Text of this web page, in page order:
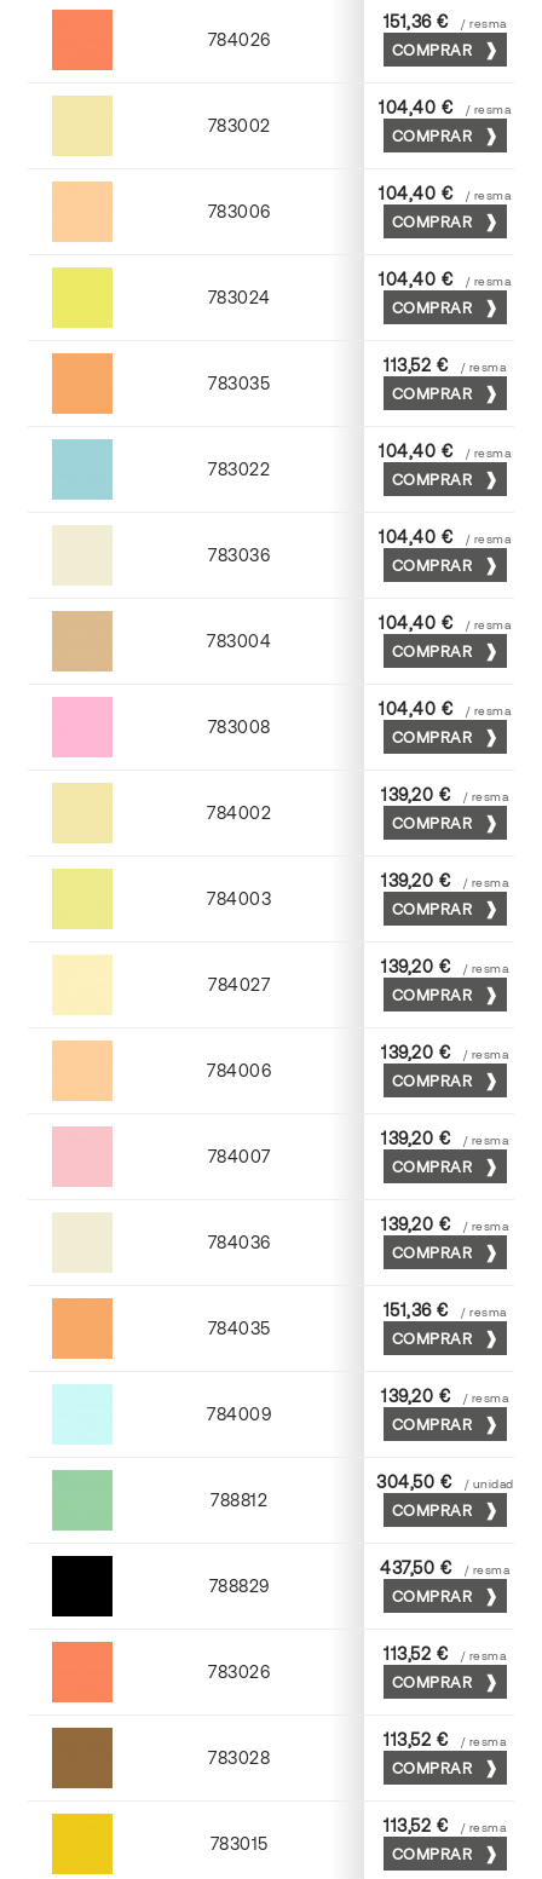
784026
Palosanto
151,36 € / resma
COMPRAR
783002
Crema
104,40 € / resma
COMPRAR
783006
Abricot
104,40 € / resma
COMPRAR
783024
Cromo
104,40 € / resma
COMPRAR
783035
Chamoix
113,52 € / resma
COMPRAR
783022
Turquesa
104,40 € / resma
COMPRAR
783036
Gris perla
104,40 € / resma
COMPRAR
783004
Moka
104,40 € / resma
COMPRAR
783008
Coral
104,40 € / resma
COMPRAR
784002
Crema
139,20 € / resma
COMPRAR
784003
Amarillo
139,20 € / resma
COMPRAR
784027
Tostado
139,20 € / resma
COMPRAR
784006
Abricot
139,20 € / resma
COMPRAR
784007
Rosa
139,20 € / resma
COMPRAR
784036
Gris perla
139,20 € / resma
COMPRAR
784035
Chamoix
151,36 € / resma
COMPRAR
784009
Azul
139,20 € / resma
COMPRAR
788812
Nilo
304,50 € / unidad
COMPRAR
788829
Negro
437,50 € / resma
COMPRAR
783026
Palosanto
113,52 € / resma
COMPRAR
783028
Tabaco
113,52 € / resma
COMPRAR
783015
Golden
113,52 € / resma
COMPRAR